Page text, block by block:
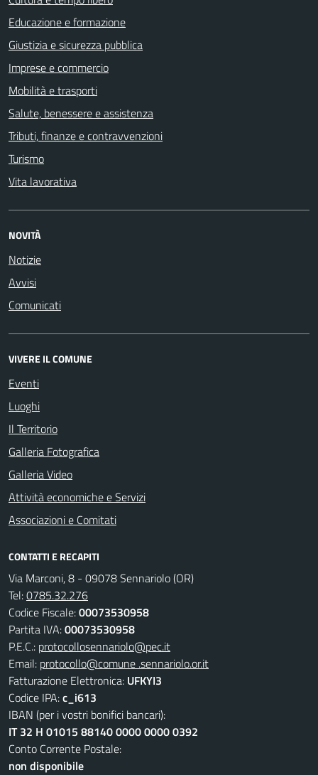
Educazione e formazione
Giustizia e sicurezza pubblica
Imprese e commercio
Mobilità e trasporti
Salute, benessere e assistenza
Tributi, finanze e contravvenzioni
Turismo
Vita lavorativa
NOVITÀ
Notizie
Avvisi
Comunicati
VIVERE IL COMUNE
Eventi
Luoghi
Il Territorio
Galleria Fotografica
Galleria Video
Attività economiche e Servizi
Associazioni e Comitati
CONTATTI E RECAPITI
Via Marconi, 8 - 09078 Sennariolo (OR)
Tel:0785.32.276
Codice Fiscale:00073530958
Partita IVA:00073530958
P.E.C.: protocollosennariolo@pec.it
Email: protocollo@comune .sennariolo.or.it
Fatturazione Elettronica: UFKYI3
Codice IPA:c_i613
IBAN (per i vostri bonifici bancari):
IT 32 H 01015 88140 0000 0000 0392
Conto Corrente Postale:
non disponibile